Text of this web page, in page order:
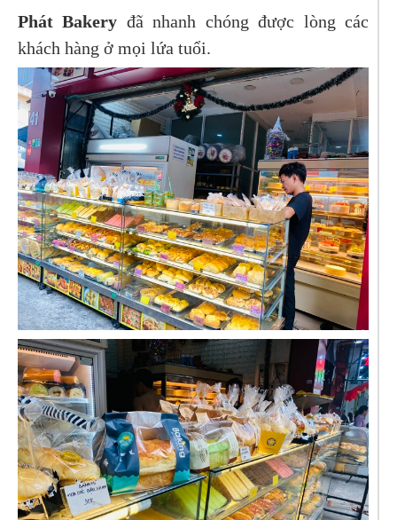
Phát Bakery đã nhanh chóng được lòng các
khách hàng ở mọi lứa tuổi.